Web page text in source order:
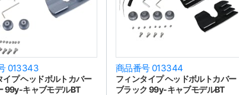
013343
イプ ヘッドボルトカバー
99y-キャブモデルBT
商品番号 013344
フィンタイプ ヘッドボルトカバー
ブラック 99y-キャブモデルBT